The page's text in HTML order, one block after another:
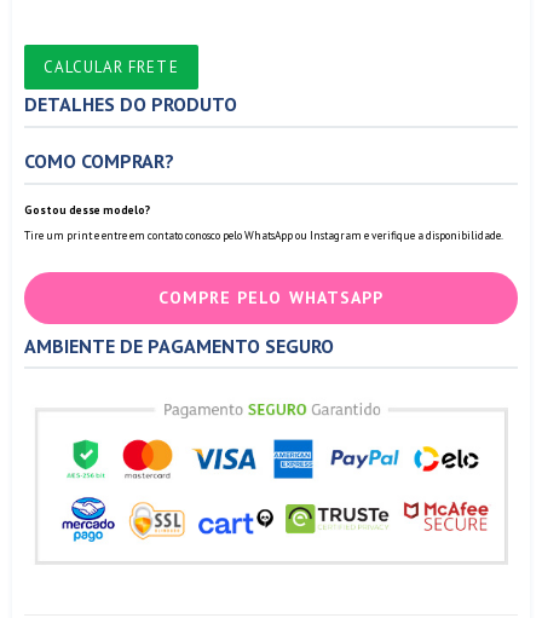
CALCULAR FRETE
DETALHES DO PRODUTO
COMO COMPRAR?
Gostou desse modelo?
Tire um print e entre em contato conosco pelo WhatsApp ou Instagram e verifique a disponibilidade.
COMPRE PELO WHATSAPP
AMBIENTE DE PAGAMENTO SEGURO